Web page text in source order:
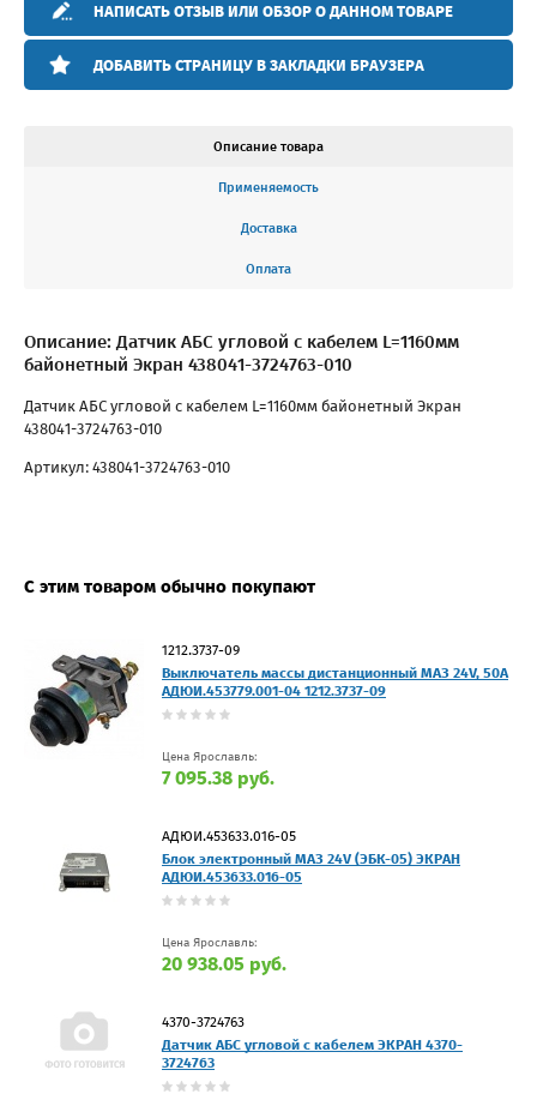
НАПИСАТЬ ОТЗЫВ ИЛИ ОБЗОР О ДАННОМ ТОВАРЕ
ДОБАВИТЬ СТРАНИЦУ В ЗАКЛАДКИ БРАУЗЕРА
Описание товара
Применяемость
Доставка
Оплата
Описание: Датчик АБС угловой с кабелем L=1160мм
байонетный Экран 438041-3724763-010
Датчик АБС угловой с кабелем L=1160мм байонетный Экран
438041-3724763-010
Артикул: 438041-3724763-010
С этим товаром обычно покупают
1212.3737-09
Выключатель массы дистанционный МАЗ 24V, 50А
АДЮИ.453779.001-04 1212.3737-09
Цена Ярославль:
7 095.38 руб.
АДЮИ.453633.016-05
Блок электронный МАЗ 24V (ЭБК-05) ЭКРАН
АДЮИ.453633.016-05
Цена Ярославль:
20 938.05 руб.
4370-3724763
Датчик АБС угловой с кабелем ЭКРАН 4370-
3724763